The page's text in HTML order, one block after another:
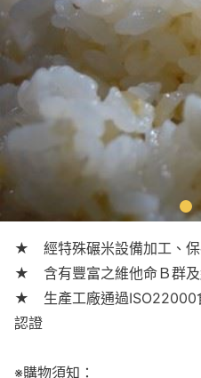
★ 經特殊碾米設備加工、保
★ 含有豐富之維他命Ｂ群及
★ 生產工廠通過ISO22000
認證
※購物須知：